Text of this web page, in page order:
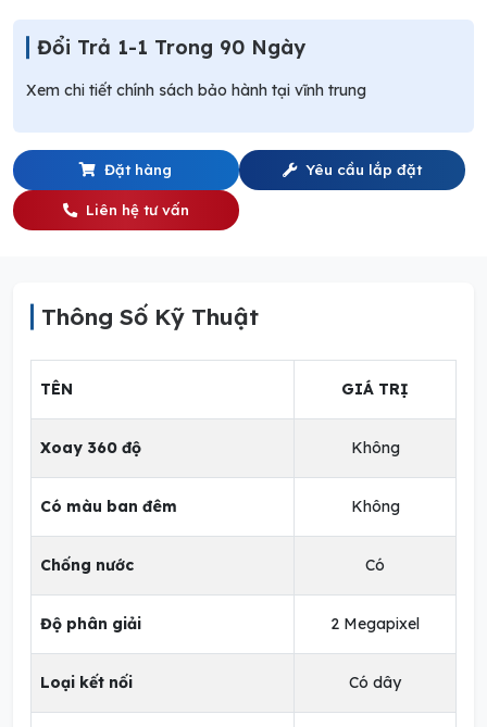
Đổi Trả 1-1 Trong 90 Ngày
Xem chi tiết chính sách bảo hành tại vĩnh trung
Đặt hàng Yêu cầu lắp đặt
Liên hệ tư vấn
Thông Số Kỹ Thuật
TÊN GIÁ TRỊ
Xoay 360 độ Không
Có màu ban đêm Không
Chống nước Có
Độ phân giải 2 Megapixel
Loại kết nối Có dây